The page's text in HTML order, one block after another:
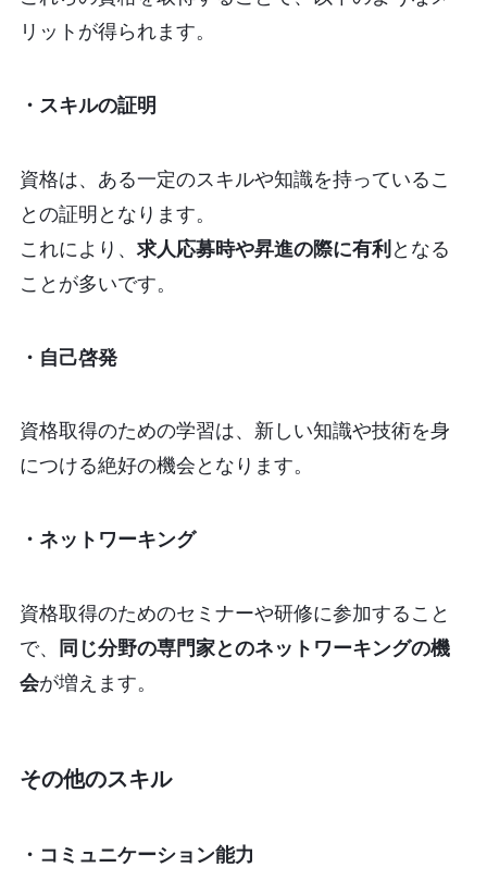
リットが得られます。
・スキルの証明
資格は、ある一定のスキルや知識を持っているこ
との証明となります。
これにより、 求人応募時や昇進の際に有利 となる
ことが多いです。
・自己啓発
資格取得のための学習は、新しい知識や技術を身
につける絶好の機会となります。
・ネットワーキング
資格取得のためのセミナーや研修に参加すること
で、
同じ分野の専門家とのネットワーキングの機
会が増えます。
その他のスキル
・コミュニケーション能力